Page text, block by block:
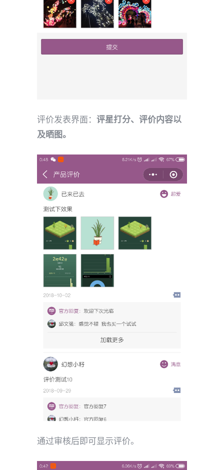
评价发表界面： 评星打分、评价内容以
及晒图。
通过审核后即可显示评价。